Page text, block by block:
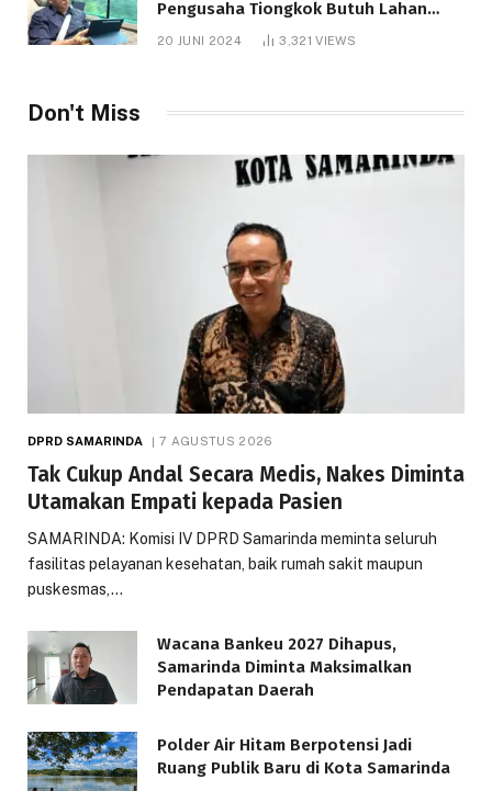
Pengusaha Tiongkok Butuh Lahan
20 JUNI 2024 3,321VIEWS
Don't Miss
DPRD SAMARINDA 7 AGUSTUS 2026
Tak Cukup Andal Secara Medis, Nakes Diminta
Utamakan Empati kepada Pasien
SAMARINDA: Komisi IV DPRD Samarinda meminta seluruh
fasilitas pelayanan kesehatan, baik rumah sakit maupun
puskesmas,…
Wacana Bankeu 2027 Dihapus,
Samarinda Diminta Maksimalkan
Pendapatan Daerah
Polder Air Hitam Berpotensi Jadi
Ruang Publik Baru di Kota Samarinda